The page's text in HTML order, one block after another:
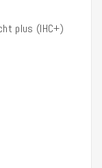
plus (IHC+)